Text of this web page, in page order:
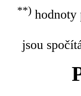
**)hodnoty
jsou